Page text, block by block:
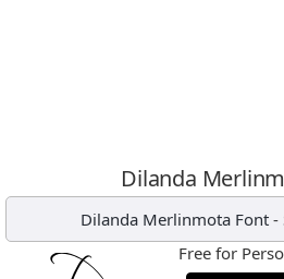
Dilanda
Dilanda Merlinmota Font -
Free for